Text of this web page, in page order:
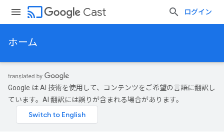
cast Cast ログイン
ホーム
Google は AI 技術を使用して、コンテンツをご希望の言語に翻訳し
ています。AI 翻訳には誤りが含まれる場合があります。